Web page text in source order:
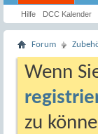
Hilfe DCC Kalender
Forum
Wenn
zu